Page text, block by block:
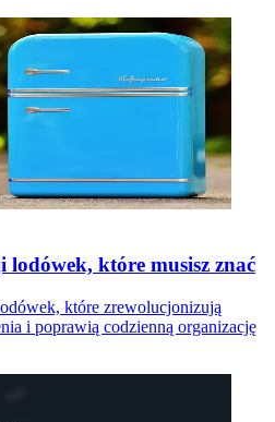
lodówek, które musisz znać
które zrewolucjonizują
i poprawią codzienną organizację